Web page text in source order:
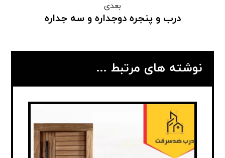
بعدی
درب و پنجره دوجداره و سه جداره
نوشته های مرتبط ...